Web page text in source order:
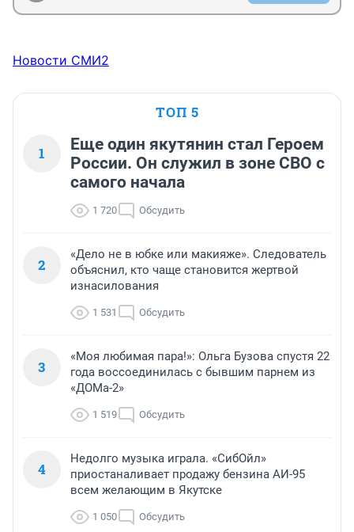
Новости СМИ2
ТОП 5
1
Еще один якутянин стал Героем
России. Он служил в зоне СВО с
самого начала
1 720 Обсудить
2
«Дело не в юбке или макияже». Следователь
объяснил, кто чаще становится жертвой
изнасилования
1 531 Обсудить
3
«Моя любимая пара!»: Ольга Бузова спустя 22
года воссоединилась с бывшим парнем из
«ДОМа-2»
1 519 Обсудить
4
Недолго музыка играла. «СибОйл»
приостаналивает продажу бензина АИ-95
всем желающим в Якутске
1 050 Обсудить